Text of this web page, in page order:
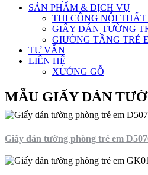
SẢN PHẨM & DỊCH VỤ
THI CÔNG NỘI THẤT
GIẤY DÁN TƯỜNG
GIƯỜNG TẦNG TRẺ
TƯ VẤN
LIÊN HỆ
XƯỞNG GỖ
MẪU GIẤY DÁN
Giấy dán tường phòng trẻ em